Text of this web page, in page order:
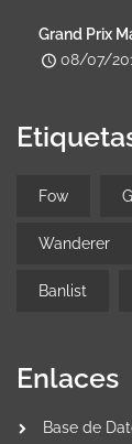
Grand Prix
08/07/
Fow
Wanderer
Banlist
Enlaces
Base de